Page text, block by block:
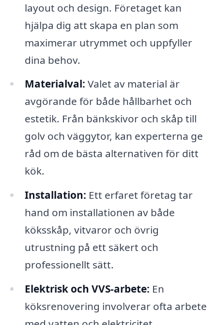
layout och design. Företaget kan
hjälpa dig att skapa en plan som
maximerar utrymmet och uppfyller
dina behov.
Materialval: Valet av material är
avgörande för både hållbarhet och
estetik. Från bänkskivor och skåp till
golv och väggytor, kan experterna ge
råd om de bästa alternativen för ditt
kök.
Installation: Ett erfaret företag tar
hand om installationen av både
köksskåp, vitvaror och övrig
utrustning på ett säkert och
professionellt sätt.
Elektrisk och VVS-arbete: En
köksrenovering involverar ofta arbete